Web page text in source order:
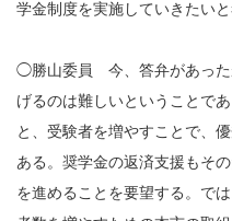
学金制度を実施していきたいと
◯勝山委員 今、答弁があった
げるのは難しいということで
と、受験者を増やすことで、
ある。奨学金の返済支援もそ
を進めることを要望する。で